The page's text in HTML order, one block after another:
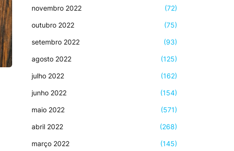
novembro 2022 (72)
outubro 2022 (75)
setembro 2022 (93)
agosto 2022 (125)
julho 2022 (162)
junho 2022 (154)
maio 2022 (571)
abril 2022 (268)
março 2022 (145)